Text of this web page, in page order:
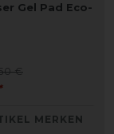
Gel Pad Eco-
€
MERKEN